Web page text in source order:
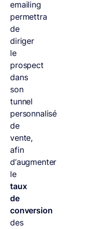
emailing
permettra
de
diriger
le
prospect
dans
son
tunnel
personnalisé
de
vente,
afin
d’augmenter
le
taux
de
conversion
des